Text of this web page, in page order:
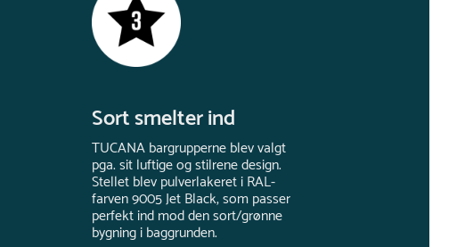
Sort smelter ind
TUCANA bargrupperne blev valgt
pga. sit luftige og stilrene design.
Stellet blev pulverlakeret i RAL-
farven 9005 Jet Black, som passer
perfekt ind mod den sort/grønne
bygning i baggrunden.